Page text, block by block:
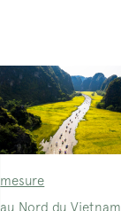
mesure
au Nord du Vietnam